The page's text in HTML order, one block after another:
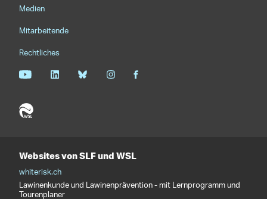
Medien
Mitarbeitende
Rechtliches
Websites von SLF und WSL
whiterisk.ch
Lawinenkunde und Lawinenprävention - mit Lernprogramm und
Tourenplaner